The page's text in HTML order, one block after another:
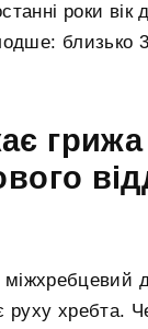
роки вік
близько
грижа
руху хребта.